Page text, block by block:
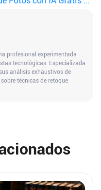
profesional experimentada
tecnológicas. Especializada
análisis exhaustivos de
técnicas de retoque